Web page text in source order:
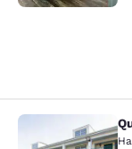
Quality